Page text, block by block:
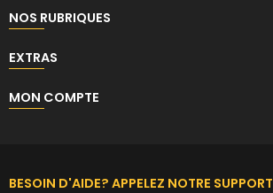
NOS RUBRIQUES
EXTRAS
MON COMPTE
BESOIN D'AIDE? APPELEZ NOTRE SUPPORT